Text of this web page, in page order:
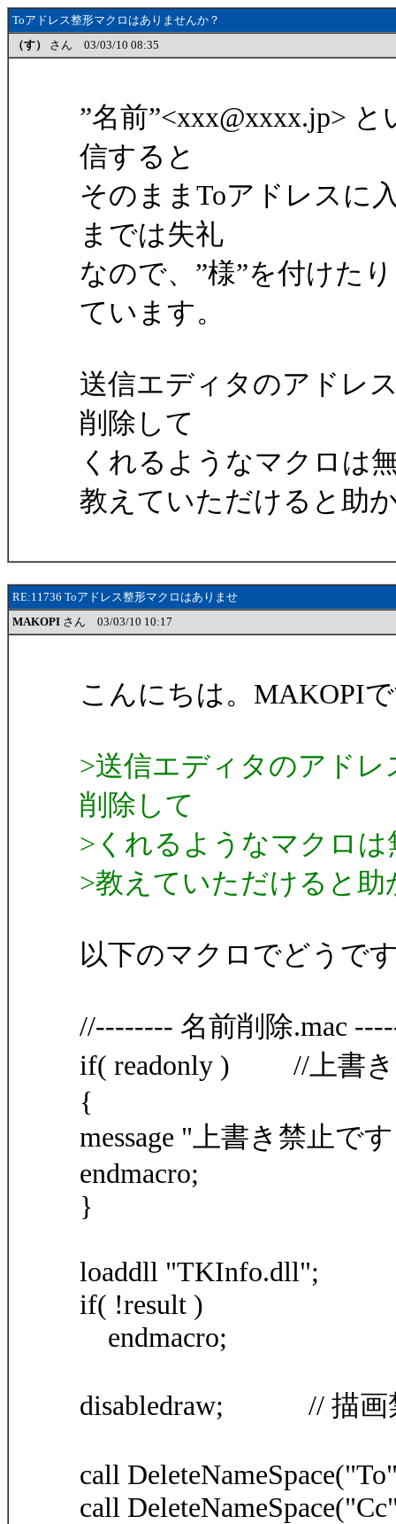
Toアドレス整形マクロはありませんか？
（す）
さん 03/03/10 08:35
”名前”<xxx@xxxx.jp>
信すると
そのままToアドレスに
までは失礼
なので、”様”を付けた
ています。
送信エディタのアドレ
削除して
くれるようなマクロは
教えていただけると助
RE:11736 Toアドレス整形マクロはありませ
MAKOPI さん 03/03/10 10:17
こんにちは。MAKOPI
>送信エディタのアドレ
削除して
>くれるようなマクロ
>教えていただけると助
以下のマクロでどうで
//-------- 名前削除.mac
if( readonly ) //上書き
{
message "上書き禁止で
endmacro;
}
loaddll "TKInfo.dll";
if( !result )
endmacro;
disabledraw; // 描画
call
call